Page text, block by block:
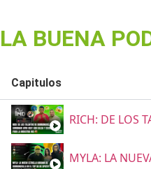
LA BUENA
Capitulos
RICH: DE LOS
MYLA: LA